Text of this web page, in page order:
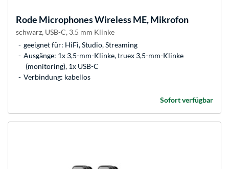
Rode MicrophonesWireless ME, Mikrofon
schwarz, USB-C, 3.5 mm Klinke
geeignet für: HiFi, Studio, Streaming
Ausgänge: 1x 3,5-mm-Klinke, truex 3,5-mm-Klinke
(monitoring), 1x USB-C
Verbindung: kabellos
Sofort verfügbar